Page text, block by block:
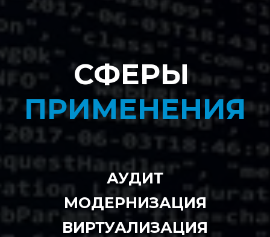
СФЕРЫ
ПРИМЕНЕНИЯ
АУДИТ
МОДЕРНИЗАЦИЯ
ВИРТУАЛИЗАЦИЯ